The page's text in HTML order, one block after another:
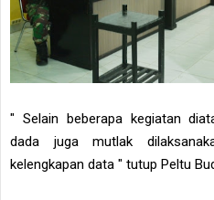
" Selain beberapa kegiatan
dada juga mutlak
kelengkapan data " tutup Peltu